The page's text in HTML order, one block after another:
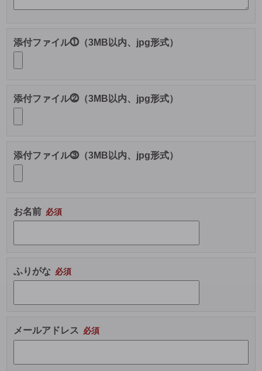
添付ファイル⓵（3MB以内、jpg形式）
添付ファイル⓶（3MB以内、jpg形式）
添付ファイル⓷（3MB以内、jpg形式）
お名前
ふりがな
メールアドレス